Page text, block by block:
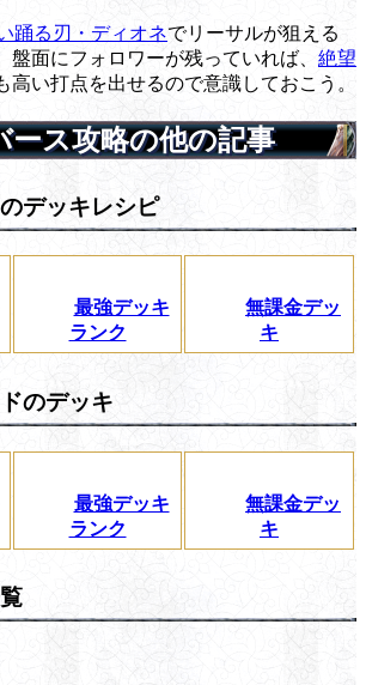
踊る刃・ディオネでリーサルが狙える
盤面にフォロワーが残っていれば、 絶望
高い打点を出せるので意識しておこう。
ース攻略の他の記事
デッキレシピ
最強デッキ
ランク
無課金デッ
キ
のデッキ
最強デッキ
ランク
無課金デッ
キ